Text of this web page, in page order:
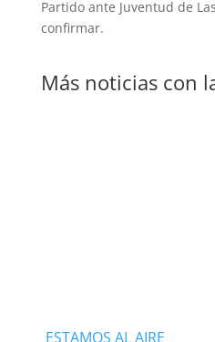
Partido ante Juventud de
confirmar.
Más noticias con
ESTAMOS AL AIRE